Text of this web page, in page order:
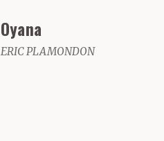
Oyana
ERIC PLAMONDON